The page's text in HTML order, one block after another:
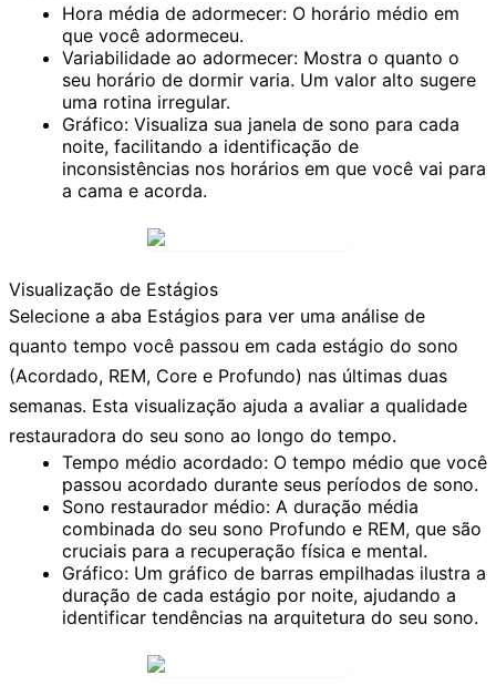
Hora média de adormecer: O horário médio em
que você adormeceu.
Variabilidade ao adormecer: Mostra o quanto o
seu horário de dormir varia. Um valor alto sugere
uma rotina irregular.
Gráfico: Visualiza sua janela de sono para cada
noite, facilitando a identificação de
inconsistências nos horários em que você vai para
a cama e acorda.
Visualização de Estágios
Selecione a aba Estágios para ver uma análise de
quanto tempo você passou em cada estágio do sono
(Acordado, REM, Core e Profundo) nas últimas duas
semanas. Esta visualização ajuda a avaliar a qualidade
restauradora do seu sono ao longo do tempo.
Tempo médio acordado: O tempo médio que você
passou acordado durante seus períodos de sono.
Sono restaurador médio: A duração média
combinada do seu sono Profundo e REM, que são
cruciais para a recuperação física e mental.
Gráfico: Um gráfico de barras empilhadas ilustra a
duração de cada estágio por noite, ajudando a
identificar tendências na arquitetura do seu sono.